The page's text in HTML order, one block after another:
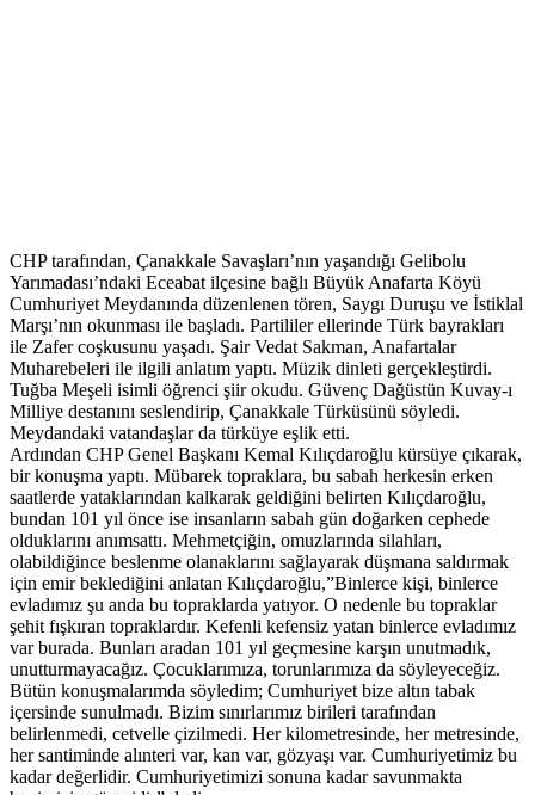
CHP tarafından, Çanakkale Savaşları’nın yaşandığı Gelibolu
Yarımadası’ndaki Eceabat ilçesine bağlı Büyük Anafarta Köyü
Cumhuriyet Meydanında düzenlenen tören, Saygı Duruşu ve İstiklal
Marşı’nın okunması ile başladı. Partililer ellerinde Türk bayrakları
ile Zafer coşkusunu yaşadı. Şair Vedat Sakman, Anafartalar
Muharebeleri ile ilgili anlatım yaptı. Müzik dinleti gerçekleştirdi.
Tuğba Meşeli isimli öğrenci şiir okudu. Güvenç Dağüstün Kuvay-ı
Milliye destanını seslendirip, Çanakkale Türküsünü söyledi.
Meydandaki vatandaşlar da türküye eşlik etti.
Ardından CHP Genel Başkanı Kemal Kılıçdaroğlu kürsüye çıkarak,
bir konuşma yaptı. Mübarek topraklara, bu sabah herkesin erken
saatlerde yataklarından kalkarak geldiğini belirten Kılıçdaroğlu,
bundan 101 yıl önce ise insanların sabah gün doğarken cephede
olduklarını anımsattı. Mehmetçiğin, omuzlarında silahları,
olabildiğince beslenme olanaklarını sağlayarak düşmana saldırmak
için emir beklediğini anlatan Kılıçdaroğlu,”Binlerce kişi, binlerce
evladımız şu anda bu topraklarda yatıyor. O nedenle bu topraklar
şehit fışkıran topraklardır. Kefenli kefensiz yatan binlerce evladımız
var burada. Bunları aradan 101 yıl geçmesine karşın unutmadık,
unutturmayacağız. Çocuklarımıza, torunlarımıza da söyleyeceğiz.
Bütün konuşmalarımda söyledim; Cumhuriyet bize altın tabak
içersinde sunulmadı. Bizim sınırlarımız birileri tarafından
belirlenmedi, cetvelle çizilmedi. Her kilometresinde, her metresinde,
her santiminde alınteri var, kan var, gözyaşı var. Cumhuriyetimiz bu
kadar değerlidir. Cumhuriyetimizi sonuna kadar savunmakta